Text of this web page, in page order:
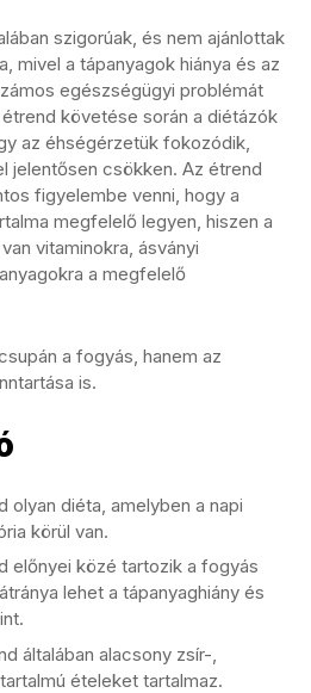
szigorúak, és nem ajánlottak
mivel a tápanyagok hiánya és az
egészségügyi problémát
követése során a diétázók
az éhségérzetük fokozódik,
jelentősen csökken. Az étrend
figyelembe venni, hogy a
megfelelő legyen, hiszen a
vitaminokra, ásványi
a megfelelő
a fogyás, hanem az
is.
olyan diéta, amelyben a napi
körül van.
előnyei közé tartozik a fogyás
lehet a tápanyaghiány és
általában alacsony zsír-,
ételeket tartalmaz.